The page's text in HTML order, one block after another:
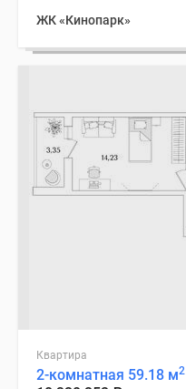
ЖК «Кинопарк»
Квартира
2-комнатная 59.18 м2